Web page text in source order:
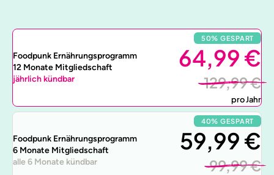
Foodpunk Ernährungsprogramm
12 Monate Mitgliedschaft
jährlich kündbar
50% GESPART
64,99 €
129,99 €
pro Jahr
Foodpunk Ernährungsprogramm
6 Monate Mitgliedschaft
alle 6 Monate kündbar
40% GESPART
59,99 €
99,99 €